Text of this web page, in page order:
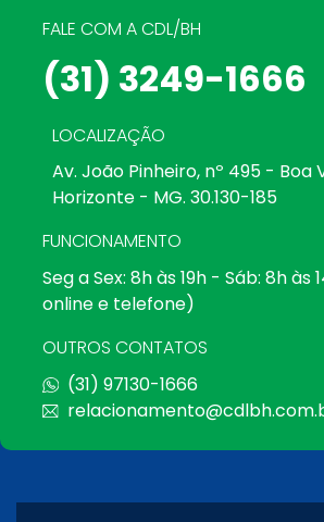
FALE COM A CDL/BH
(31) 3249-1666
LOCALIZAÇÃO
Av. João Pinheiro, nº 495 - Boa
Horizonte - MG. 30.130-185
FUNCIONAMENTO
Seg a Sex: 8h às 19h - Sáb: 8h às
online e telefone)
OUTROS CONTATOS
(31) 97130-1666